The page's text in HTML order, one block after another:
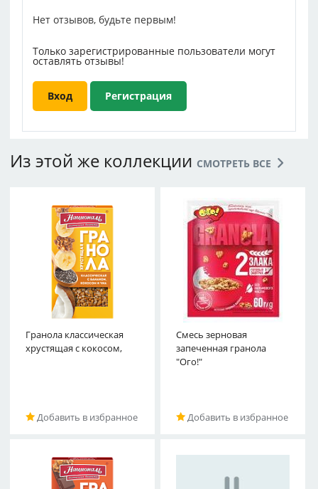
Нет отзывов, будьте первым!
Только зарегистрированные пользователи могут
оставлять отзывы!
Вход Регистрация
Из этой же коллекции СМОТРЕТЬ ВСЕ
Гранола классическая
хрустящая с кокосом,
бананом и чиа
Националь 250 г
Добавить в избранное
Смесь зерновая
запеченная гранола
"Ого!"
Добавить в избранное